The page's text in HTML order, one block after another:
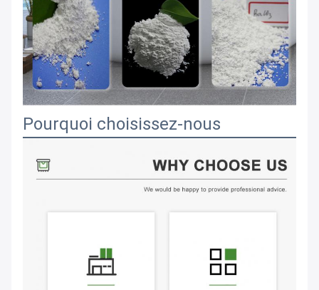
Pourquoi choisissez-nous